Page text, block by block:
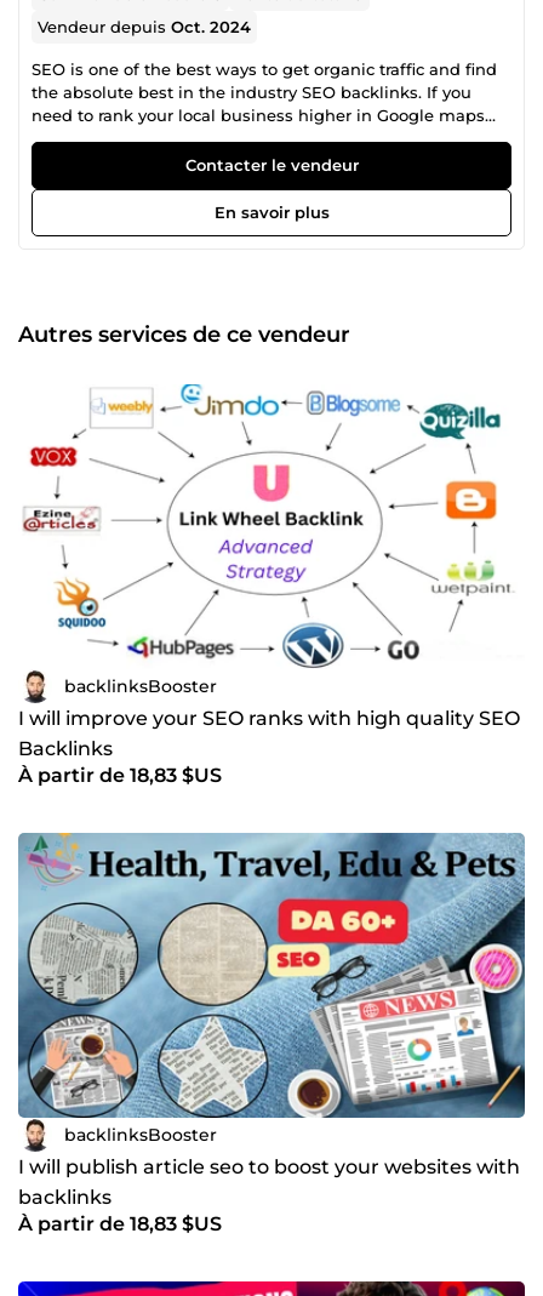
Vendeur depuisOct. 2024
SEO is one of the best ways to get organic traffic and find
the absolute best in the industry SEO backlinks. If you
need to rank your local business higher in Google maps
with local SEO and Rank in search engines and drive more
traffic to your website. If you really want to someone who
can do perfect SEO with proven results then you can
choose me. Work You Will Receive: Off Page SEO Off Page
SEO Link building Guest Post PBN Backlinks Contextual
Bookmarking Web Directory Submission Links I am
looking forward to the BIG project.
Contacter le vendeur
En savoir plus
Autres services de ce vendeur
backlinksBooster
I will improve your SEO ranks with high quality SEO
Backlinks
À partir de 18,83 $US
backlinksBooster
I will publish article seo to boost your websites with
backlinks
À partir de 18,83 $US